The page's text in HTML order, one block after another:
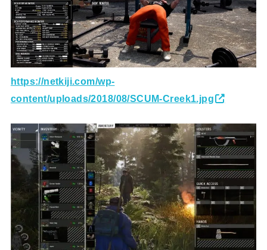
https://netkiji.com/wp-
content/uploads/2018/08/SCUM-Creek1.jpg